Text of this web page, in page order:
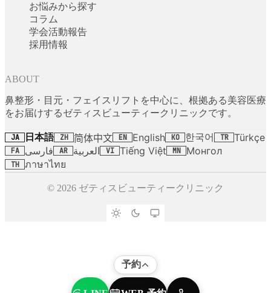
お悩みから探す
コラム
学会活動報告
採用情報
ABOUT
鼻整形・目元・フェイスリフトを中心に、根拠ある美容医療
をお届けするゼティスビューティークリニックです。
JA 日本語 ZH 简体中文 EN English KO 한국어 TR Türkçe
FA فارسی AR العربية VI Tiếng Việt MN Монгол
TH ภาษาไทย
© 2026 ゼティスビューティークリニック
予約